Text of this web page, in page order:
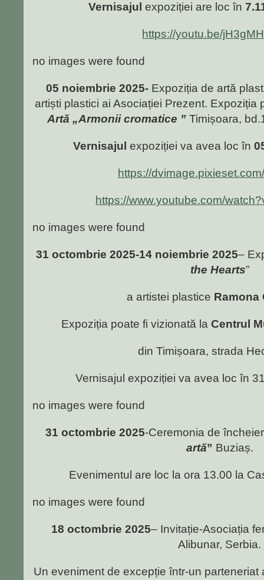
Vernisajul expoziției are loc în
https://youtu.be/
no images were found
05 noiembrie 2025- Expoziția de artă
artiști plastici ai Asociației Prezent. Expoziția
Artă „Armonii cromatice ” Timișoara,
Vernisajul expoziției va avea loc în
https://
https://www.youtube.com/
no images were found
31 octombrie 2025-14 noiembrie 2025–
the Hearts”
a artistei plastice Ramona
Expoziția poate fi vizionată la Centrul
din Timișoara, strada
Vernisajul expoziției va avea loc în
no images were found
31 octombrie 2025-Ceremonia de
artă” Buziaș.
Evenimentul are loc la ora 13.00 la
no images were found
18 octombrie 2025– Invitație-Asociația
Alibunar, Serbia.
Un eveniment de excepție într-un parteneriat